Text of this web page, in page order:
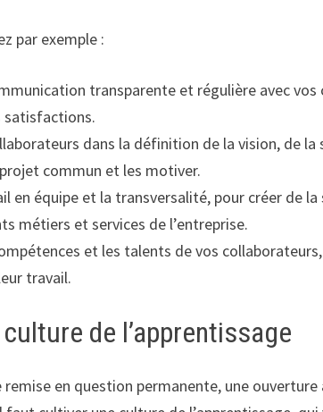
par exemple :
transparente et régulière avec
dans la définition de la vision, de
commun et les motiver.
en équipe et la transversalité, pour créer de
métiers et services de l’entreprise.
et les talents de vos
travail.
de l’apprentissage
remise en question permanente, une